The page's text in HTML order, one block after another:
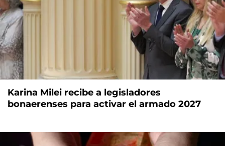
Karina Milei recibe a legisladores
bonaerenses para activar el armado 2027